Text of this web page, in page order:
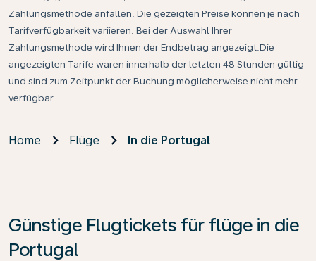
Zahlungsmethode anfallen. Die gezeigten Preise können je nach
Tarifverfügbarkeit variieren. Bei der Auswahl Ihrer
Zahlungsmethode wird Ihnen der Endbetrag angezeigt.Die
angezeigten Tarife waren innerhalb der letzten 48 Stunden gültig
und sind zum Zeitpunkt der Buchung möglicherweise nicht mehr
verfügbar.
Home Flüge In die Portugal
Günstige Flugtickets für flüge in die
Portugal